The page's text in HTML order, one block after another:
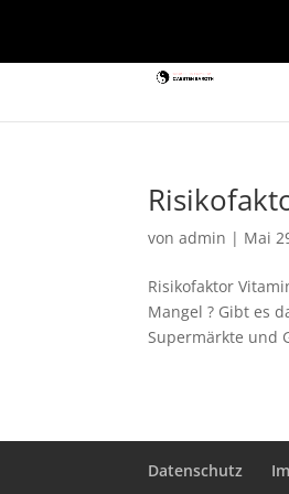
vonadmin | Mai
Risikofaktor
Mangel ? Gibt es
Supermärkte und
Datenschutz